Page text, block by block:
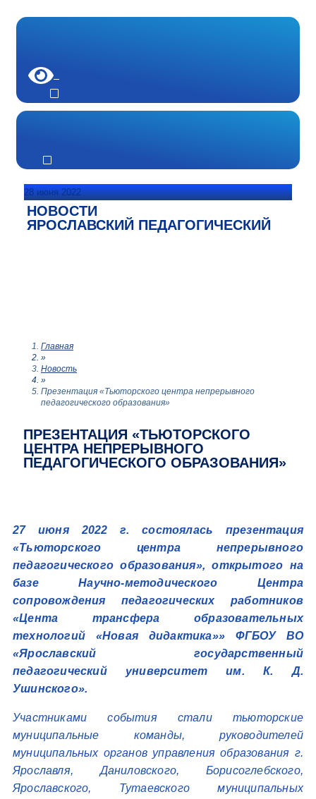
28 июня 2022
НОВОСТИ
ЯРОСЛАВСКИЙ ПЕДАГОГИЧЕСКИЙ
Главная
»
Новость
»
Презентация «Тьюторского центра непрерывного
педагогического образования»
ПРЕЗЕНТАЦИЯ «ТЬЮТОРСКОГО
ЦЕНТРА НЕПРЕРЫВНОГО
ПЕДАГОГИЧЕСКОГО ОБРАЗОВАНИЯ»
27 июня 2022 г. состоялась презентация
«Тьюторского центра непрерывного
педагогического образования», открытого на
базе Научно-методического Центра
сопровождения педагогических работников
«Цента трансфера образовательных
технологий «Новая дидактика»» ФГБОУ ВО
«Ярославский государственный
педагогический университет им. К. Д.
Ушинского».
Участниками события стали тьюторские
муниципальные команды, руководителей
муниципальных органов управления образования г.
Ярославля, Даниловского, Борисоглебского,
Ярославского, Тутаевского муниципальных